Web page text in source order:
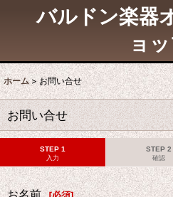
バルドン楽器
ョ
ホーム > お問い合せ
お問い合せ
STEP 1
入力
STEP 2
確認
お名前